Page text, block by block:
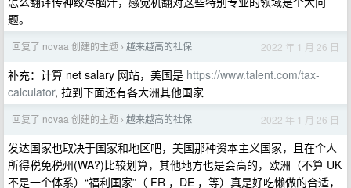
题。
回复了 novaa 创建的主题 › 越来越高的社保 2022 年 1 月 26 日
补充：计算 net salary 网站，美国是 https://www.talent.com/tax-
calculator, 拉到下面还有各大洲其他国家
回复了 novaa 创建的主题 › 越来越高的社保 2022 年 1 月 26 日
发达国家也取决于国家和地区吧，美国那种资本主义国家，且在个人
所得税免税州(WA?)比较划算，其他地方也是会高的，欧洲（不算 UK
不是一个体系）“福利国家”（ FR ，DE ，等）真是好吃懒做的合适，